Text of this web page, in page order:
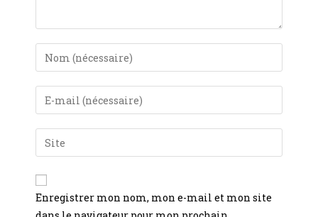
Enregistrer mon nom, mon e-mail et mon site